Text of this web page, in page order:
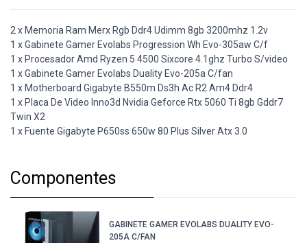
2 x Memoria Ram Merx Rgb Ddr4 Udimm 8gb 3200mhz 1.2v
1 x Gabinete Gamer Evolabs Progression Wh Evo-305aw C/f
1 x Procesador Amd Ryzen 5 4500 Sixcore 4.1ghz Turbo S/video
1 x Gabinete Gamer Evolabs Duality Evo-205a C/fan
1 x Motherboard Gigabyte B550m Ds3h Ac R2 Am4 Ddr4
1 x Placa De Video Inno3d Nvidia Geforce Rtx 5060 Ti 8gb Gddr7
Twin X2
1 x Fuente Gigabyte P650ss 650w 80 Plus Silver Atx 3.0
Componentes
GABINETE GAMER EVOLABS DUALITY EVO-
205A C/FAN